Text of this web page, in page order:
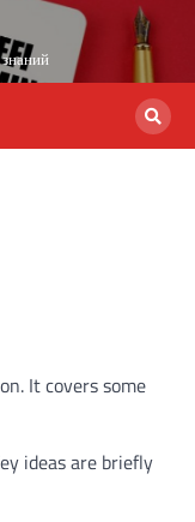
It covers some
ideas are briefly